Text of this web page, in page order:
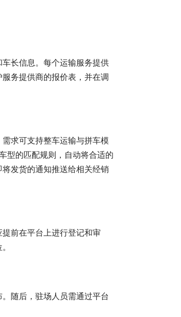
长信息。每个运输服务提供
务提供商的报价表，并在调
求可支持整车运输与拼车模
型的匹配规则，自动将合适的
发货的通知推送给相关经销
前在平台上进行登记和审
随后，驻场人员需通过平台